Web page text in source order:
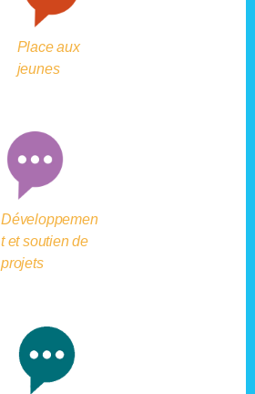
Place aux
jeunes
Développemen
t et soutien de
projets